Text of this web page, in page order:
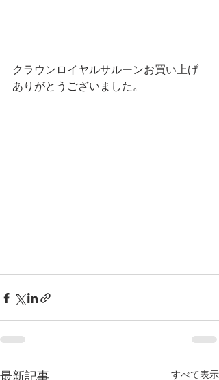
クラウンロイヤルサルーンお買い上げ
ありがとうございました。
すべて表示